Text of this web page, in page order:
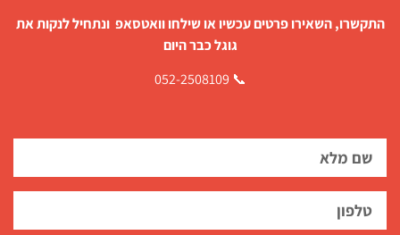
התקשרו, השאירו פרטים עכשיו או שילחו וואטסאפ ונתחיל לנקות את
גוגל כבר היום
📞 052-2508109